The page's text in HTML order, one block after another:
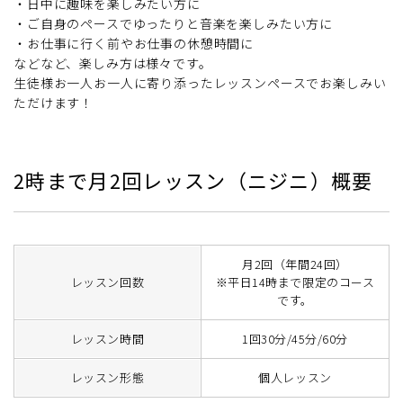
・日中に趣味を楽しみたい方に
・ご自身のペースでゆったりと音楽を楽しみたい方に
・お仕事に行く前やお仕事の休憩時間に
などなど、楽しみ方は様々です。
生徒様お一人お一人に寄り添ったレッスンペースでお楽しみい
ただけます！
2時まで月2回レッスン（ニジニ）概要
レッスン回数
月2回（年間24回）
※平日14時まで限定のコース
です。
レッスン時間 1回30分/45分/60分
レッスン形態 個人レッスン